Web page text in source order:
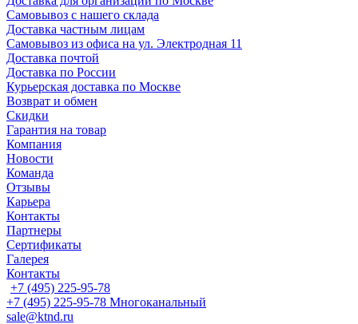
Самовывоз с нашего склада
Доставка частным лицам
Самовывоз из офиса на ул. Электродная 11
Доставка почтой
Доставка по России
Курьерская доставка по Москве
Возврат и обмен
Скидки
Гарантия на товар
Компания
Новости
Команда
Отзывы
Карьера
Контакты
Партнеры
Сертификаты
Галерея
Контакты
+7 (495) 225-95-78
+7 (495) 225-95-78 Многоканальный
sale@ktnd.ru